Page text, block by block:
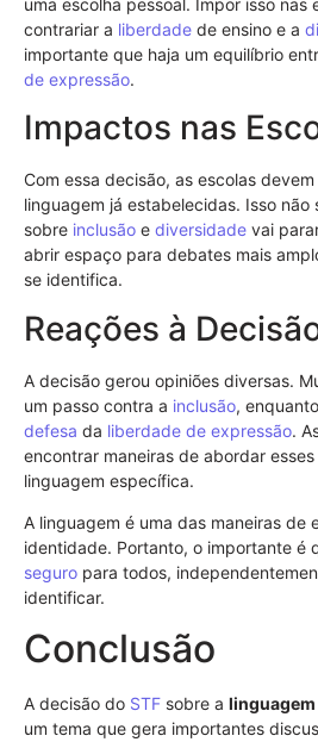
contrariar a liberdade de ensino e a
importante que haja um equilíbrio
de expressão.
Impactos nas
Com essa decisão, as escolas
linguagem já estabelecidas. Isso
sobre inclusão e diversidade vai
abrir espaço para debates mais
se identifica.
Reações à
A decisão gerou opiniões diversas.
um passo contra a inclusão,
defesa da liberdade de expressão.
encontrar maneiras de abordar
linguagem específica.
A linguagem é uma das maneiras de
identidade. Portanto, o importante é
seguro para todos,
identificar.
Conclusão
A decisão do STF sobre a
um tema que gera importantes